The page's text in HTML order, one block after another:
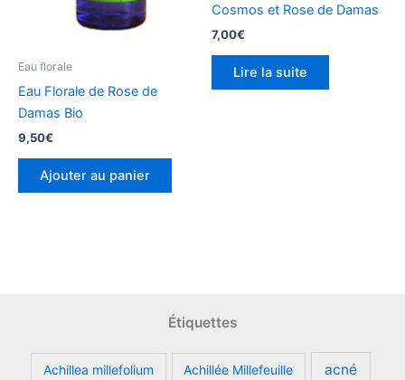
Eau florale
Eau Florale de Rose de
Damas Bio
9,50€
Ajouter au panier
Cosmos et Rose de Damas
7,00€
Lire la suite
Étiquettes
Achillea millefolium Achillée Millefeuille acné